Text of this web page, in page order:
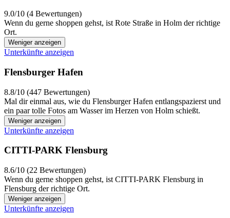
9.0/10 (4 Bewertungen)
Wenn du gerne shoppen gehst, ist Rote Straße in Holm der richtige
Ort.
Weniger anzeigen
Unterkünfte anzeigen
Flensburger Hafen
8.8/10 (447 Bewertungen)
Mal dir einmal aus, wie du Flensburger Hafen entlangspazierst und
ein paar tolle Fotos am Wasser im Herzen von Holm schießt.
Weniger anzeigen
Unterkünfte anzeigen
CITTI-PARK Flensburg
8.6/10 (22 Bewertungen)
Wenn du gerne shoppen gehst, ist CITTI-PARK Flensburg in
Flensburg der richtige Ort.
Weniger anzeigen
Unterkünfte anzeigen